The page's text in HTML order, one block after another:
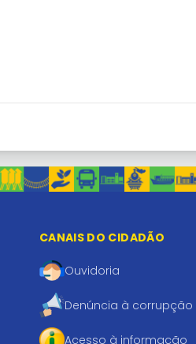
CANAIS DO CIDADÃO
Ouvidoria
Denúncia à corrupção
Acesso à informação